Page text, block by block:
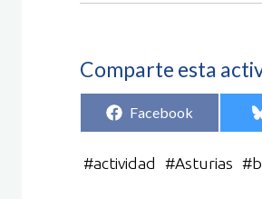
Comparte esta
Compartir
Facebook
#actividad #Asturias #